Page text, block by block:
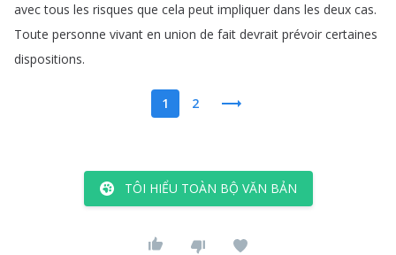
avec tous les risques que cela peut impliquer dans les deux cas.
Toute personne vivant en union de fait devrait prévoir certaines
dispositions.
1 2
TÔI HIỂU TOÀN BỘ VĂN BẢN